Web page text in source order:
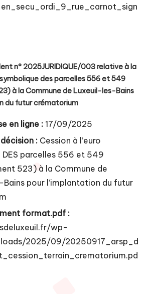
n° 2025JURIDIQUE/003 relative à la
symbolique des parcelles 556 et 549
à la Commune de Luxeuil-les-Bains
du futur crématorium
en ligne : 17/09/2025
: Cession à l’euro
DES parcelles 556 et 549
523) à la Commune de
pour l’implantation du futur
format.pdf :
wp-
2025/09/20250917_arsp_d